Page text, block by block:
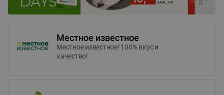
Местное известное
Местное известное! 100% вкус и
качество!